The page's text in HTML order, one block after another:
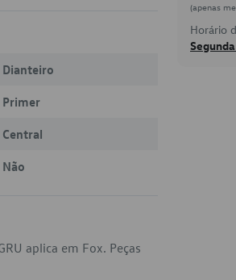
Dianteiro
Primer
Central
Não
aplica em Fox. Peças
(apenas
Horário